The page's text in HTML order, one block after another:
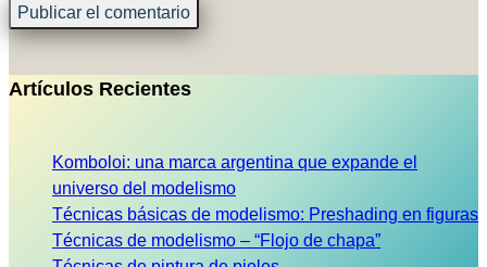
Artículos Recientes
Komboloi: una marca argentina que expande el
universo del modelismo
Técnicas básicas de modelismo: Preshading en figuras
Técnicas de modelismo – “Flojo de chapa”